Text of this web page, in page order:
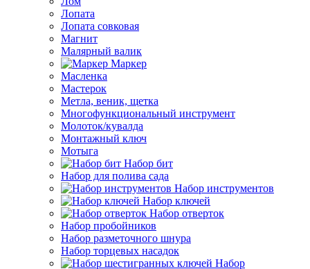
Лопата
Лопата совковая
Магнит
Малярный валик
Маркер
Масленка
Мастерок
Метла, веник, щетка
Многофункциональный инструмент
Молоток/кувалда
Монтажный ключ
Мотыга
Набор бит
Набор для полива сада
Набор инструментов
Набор ключей
Набор отверток
Набор пробойников
Набор разметочного шнура
Набор торцевых насадок
Набор